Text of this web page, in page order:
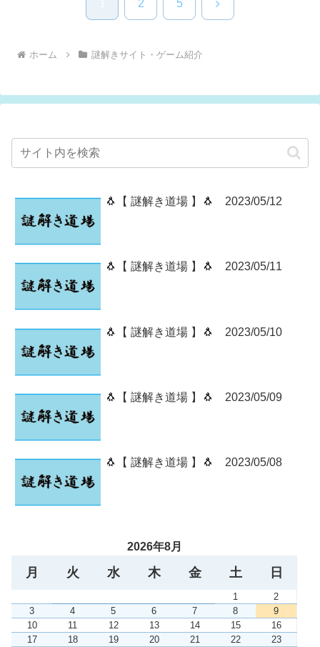
2 5
ホーム 謎解きサイト・ゲーム紹介
🐧【 謎解き道場 】🐧 2023/05/12
🐧【 謎解き道場 】🐧 2023/05/11
🐧【 謎解き道場 】🐧 2023/05/10
🐧【 謎解き道場 】🐧 2023/05/09
🐧【 謎解き道場 】🐧 2023/05/08
2026年8月
月 火 水 木 金 土 日
1
2
3
4 5 6 7 8
9
10
11 12 13 14 15
16
17
18 19 20 21 22
23